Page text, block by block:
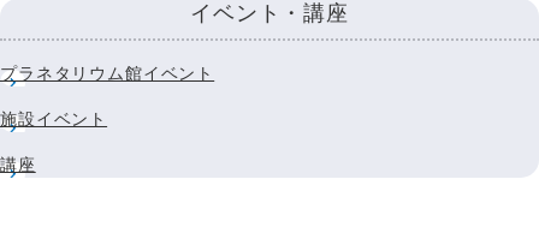
イベント・講座
プラネタリウム館イベント
施設イベント
講座